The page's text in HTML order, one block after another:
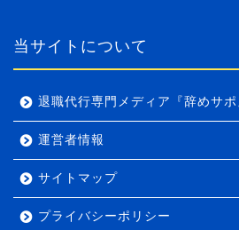
当サイトについて
退職代行専門メディア『辞めサ
運営者情報
サイトマップ
プライバシーポリシー